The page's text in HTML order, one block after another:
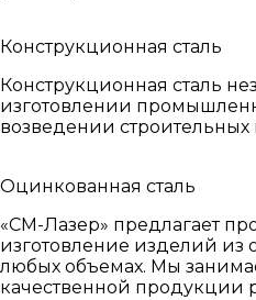
Конструкционная сталь
Конструкционная сталь
изготовлении
возведении строительных
Оцинкованная сталь
«СМ-Лазер» предлагает
изготовление изделий из
любых объемах. Мы
качественной продукции